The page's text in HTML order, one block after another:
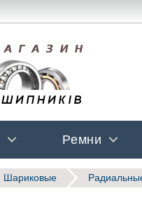
Ремни
Шариковые